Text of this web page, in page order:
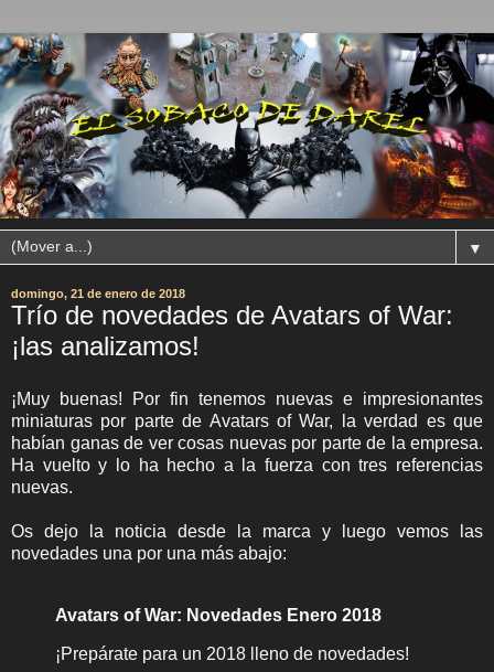
▼
domingo, 21 de enero de 2018
Trío de novedades de Avatars of War:
¡las analizamos!
¡Muy buenas! Por fin tenemos nuevas e impresionantes
miniaturas por parte de Avatars of War, la verdad es que
habían ganas de ver cosas nuevas por parte de la empresa.
Ha vuelto y lo ha hecho a la fuerza con tres referencias
nuevas.
Os dejo la noticia desde la marca y luego vemos las
novedades una por una más abajo:
Avatars of War: Novedades Enero 2018
¡Prepárate para un 2018 lleno de novedades!